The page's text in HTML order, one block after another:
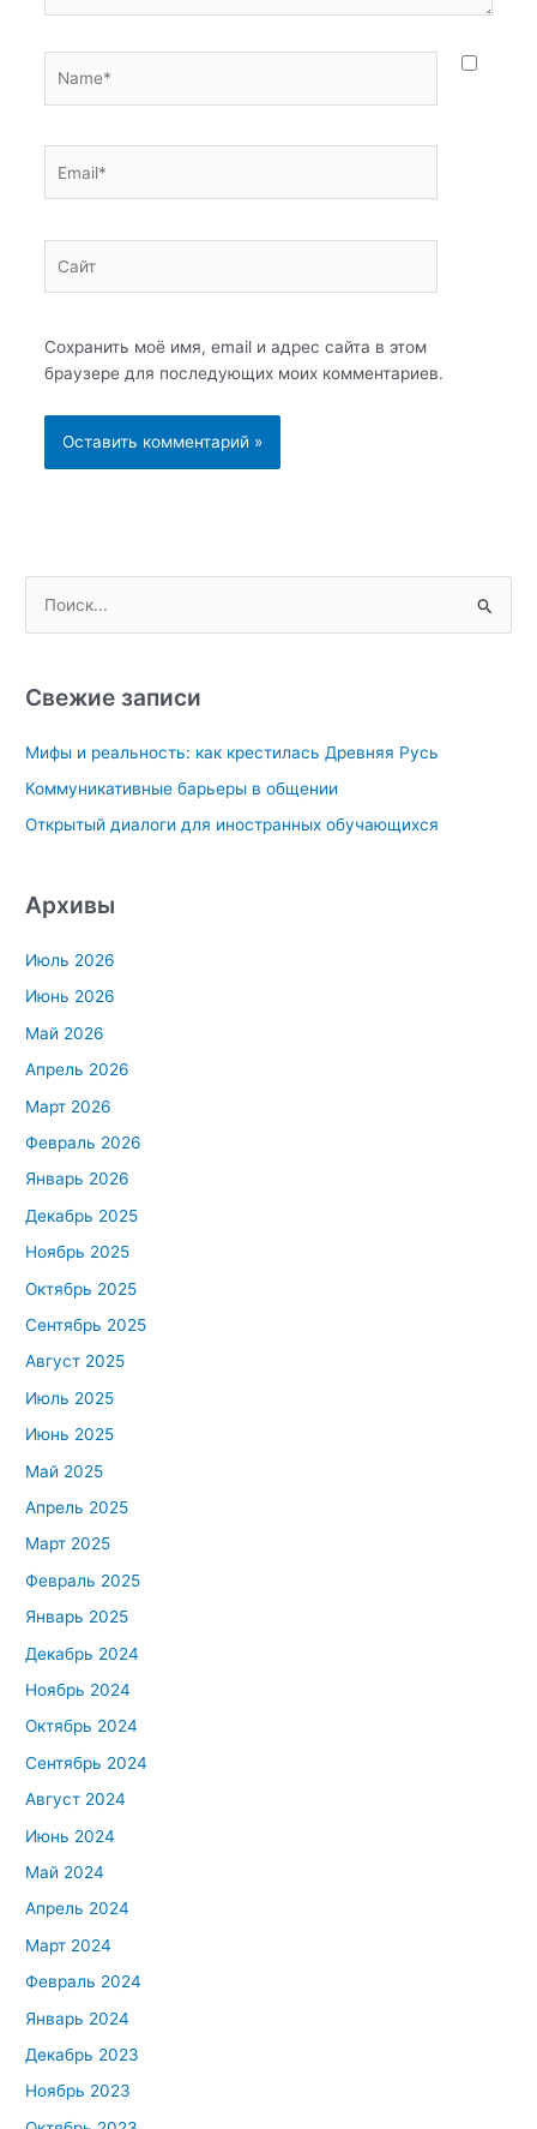
Сохранить моё имя, email и адрес сайта в этом
браузере для последующих моих комментариев.
с
:
Свежие записи
Мифы и реальность: как крестилась Древняя Русь
Коммуникативные барьеры в общении
Открытый диалоги для иностранных обучающихся
Архивы
Июль 2026
Июнь 2026
Май 2026
Апрель 2026
Март 2026
Февраль 2026
Январь 2026
Декабрь 2025
Ноябрь 2025
Октябрь 2025
Сентябрь 2025
Август 2025
Июль 2025
Июнь 2025
Май 2025
Апрель 2025
Март 2025
Февраль 2025
Январь 2025
Декабрь 2024
Ноябрь 2024
Октябрь 2024
Сентябрь 2024
Август 2024
Июнь 2024
Май 2024
Апрель 2024
Март 2024
Февраль 2024
Январь 2024
Декабрь 2023
Ноябрь 2023